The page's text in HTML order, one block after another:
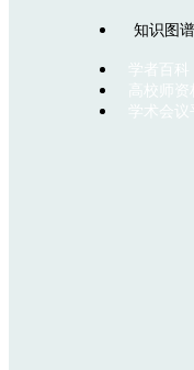
知识图谱
学者百科
高校师资
学术会议